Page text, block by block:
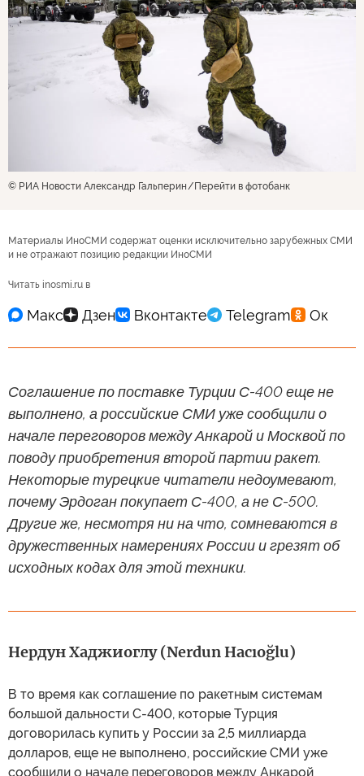
© РИА Новости Александр Гальперин Перейти в фотобанк
Материалы ИноСМИ содержат оценки исключительно зарубежных СМИ
и не отражают позицию редакции ИноСМИ
Читать inosmi.ru в
Соглашение по поставке Турции С-400 еще не
выполнено, а российские СМИ уже сообщили о
начале переговоров между Анкарой и Москвой по
поводу приобретения второй партии ракет.
Некоторые турецкие читатели недоумевают,
почему Эрдоган покупает С-400, а не С-500.
Другие же, несмотря ни на что, сомневаются в
дружественных намерениях России и грезят об
исходных кодах для этой техники.
Нердун Хаджиоглу (Nerdun Hacıoğlu)
В то время как соглашение по ракетным системам
большой дальности С-400, которые Турция
договорилась купить у России за 2,5 миллиарда
долларов, еще не выполнено, российские СМИ уже
сообщили о начале переговоров между Анкарой